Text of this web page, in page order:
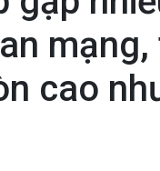
cao